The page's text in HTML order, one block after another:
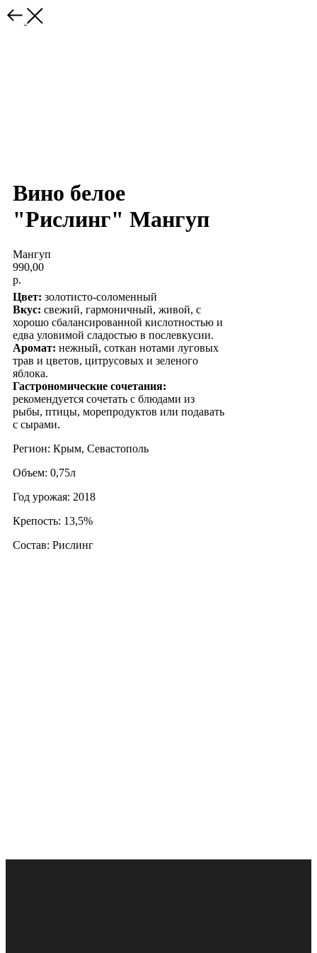
Вино белое
"Рислинг" Мангуп
Мангуп
990,00
р.
Цвет: золотисто-соломенный
Вкус: свежий, гармоничный, живой, с
хорошо сбалансированной кислотностью и
едва уловимой сладостью в послевкусии.
Аромат: нежный, соткан нотами луговых
трав и цветов, цитрусовых и зеленого
яблока.
Гастрономические сочетания:
рекомендуется сочетать с блюдами из
рыбы, птицы, морепродуктов или подавать
с сырами.
Регион: Крым, Севастополь
Объем: 0,75л
Год урожая: 2018
Крепость: 13,5%
Состав: Рислинг